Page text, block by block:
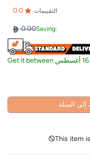
0.0 التقييمات
0.00Saving:
Get it between
السلة
This item